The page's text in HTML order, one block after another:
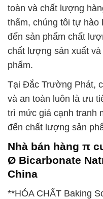
toàn và chất lượng
thấm, chúng tôi tự hào
đến sản phẩm chất
chất lượng sản xuất
phẩm.
Tại Đắc Trường Phát,
và an toàn luôn là ưu
trì mức giá cạnh tranh
đến chất lượng sản
Nhà bán hàng π
Ø Bicarbonate
China
**HÓA CHẤT Baking